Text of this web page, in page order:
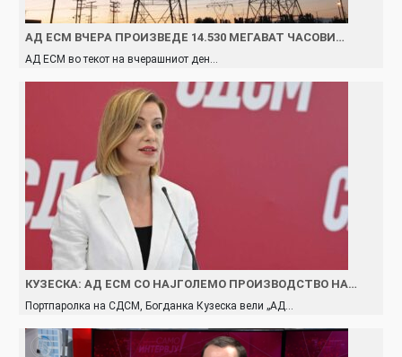
АД ЕСМ ВЧЕРА ПРОИЗВЕДЕ 14.530 МЕГАВАТ ЧАСОВИ…
АД ЕСМ во текот на вчерашниот ден…
КУЗЕСКА: АД ЕСМ СО НАЈГОЛЕМО ПРОИЗВОДСТВО НА…
Портпаролка на СДСМ, Богданка Кузеска вели „АД…